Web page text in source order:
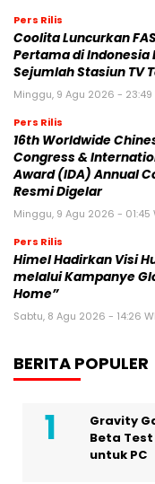
Pers Rilis
Coolita Luncurkan
Pertama di Indonesia
Sejumlah Stasiun TV
Minggu, 9 Agu 2026 - 23:49
Pers Rilis
16th Worldwide
Congress &
Award (IDA) Annual
Resmi Digelar
Minggu, 9 Agu 2026 - 01:45
Pers Rilis
Himel Hadirkan Visi
melalui Kampanye
Home”
Sabtu, 8 Agu 2026 - 14:26
BERITA POPULER
Gravity
Beta
untuk PC